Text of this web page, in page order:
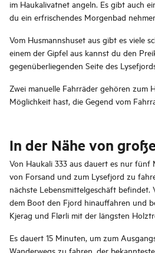
im Haukalivatnet angeln. Es gibt auch
du ein erfrischendes Morgenbad
Vom Husmannshuset aus gibt es viele
einem der Gipfel aus kannst du den
gegenüberliegenden Seite des
Zwei manuelle Fahrräder gehören zum
Möglichkeit hast, die Gegend vom
In der Nähe von
Von Haukali 333 aus dauert es nur fünf
von Forsand und zum Lysefjord zu
nächste Lebensmittelgeschäft befindet.
dem Boot den Fjord hinauffahren und
Kjerag und Flørli mit der längsten
Es dauert 15 Minuten, um zum
Wanderwegs zu fahren, der